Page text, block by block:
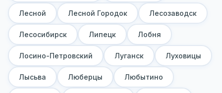
Лесной Лесной Городок Лесозаводск
Лесосибирск Липецк Лобня
Лосино-Петровский Луганск Луховицы
Лысьва Люберцы Любытино